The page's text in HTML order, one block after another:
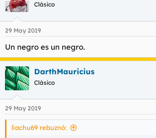
Clásico
29 May 2019
Un negro es un negro.
DarthMauricius
Clásico
29 May 2019
liachu69 rebuznó: